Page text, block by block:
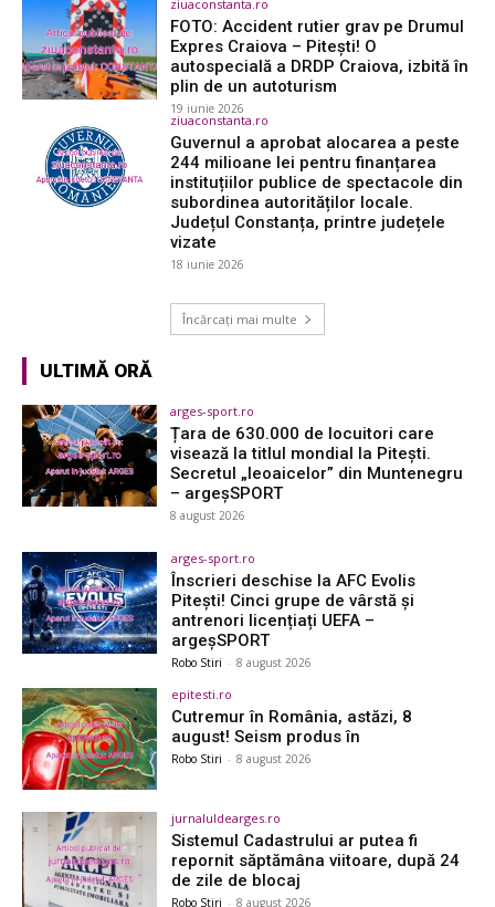
ziuaconstanta.ro
FOTO: Accident rutier grav pe Drumul
Expres Craiova – Pitești! O
autospecială a DRDP Craiova, izbită în
plin de un autoturism
19 iunie 2026
ziuaconstanta.ro
Guvernul a aprobat alocarea a peste
244 milioane lei pentru finanțarea
instituțiilor publice de spectacole din
subordinea autorităților locale.
Județul Constanța, printre județele
vizate
18 iunie 2026
Încărcați mai multe
ULTIMĂ ORĂ
arges-sport.ro
Țara de 630.000 de locuitori care
visează la titlul mondial la Pitești.
Secretul „leoaicelor” din Muntenegru
– argeşSPORT
8 august 2026
arges-sport.ro
Înscrieri deschise la AFC Evolis
Pitești! Cinci grupe de vârstă și
antrenori licențiați UEFA –
argeşSPORT
Robo Stiri - 8 august 2026
epitesti.ro
Cutremur în România, astăzi, 8
august! Seism produs în
Robo Stiri - 8 august 2026
jurnaluldearges.ro
Sistemul Cadastrului ar putea fi
repornit săptămâna viitoare, după 24
de zile de blocaj
Robo Stiri - 8 august 2026